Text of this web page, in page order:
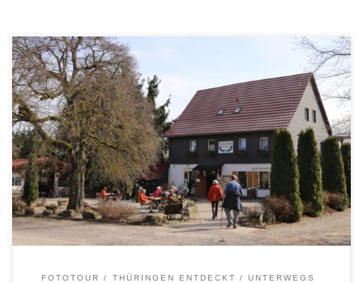
FOTOTOUR THÜRINGEN ENTDECKT UNTERWEGS